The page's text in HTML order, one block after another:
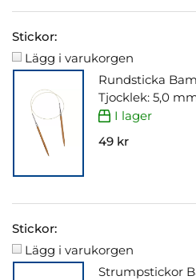
Stickor:
Lägg i varukorgen
Rundsticka
Tjocklek: 5,0
I lager
49 kr
Stickor:
Lägg i varukorgen
Strumpstickor